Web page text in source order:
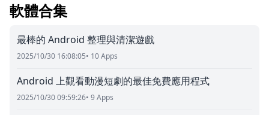
軟體合集
最棒的 Android 整理與清潔遊戲
2025/10/30 16:08:05• 10 Apps
Android 上觀看動漫短劇的最佳免費應用程式
2025/10/30 09:59:26• 9 Apps